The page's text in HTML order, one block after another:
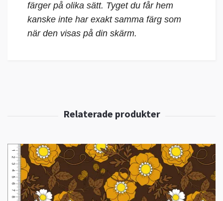
färger på olika sätt. Tyget du får hem
kanske inte har exakt samma färg som
när den visas på din skärm.